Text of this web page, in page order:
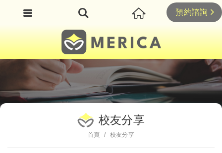
首頁 校友分享
校友分享
預約諮詢